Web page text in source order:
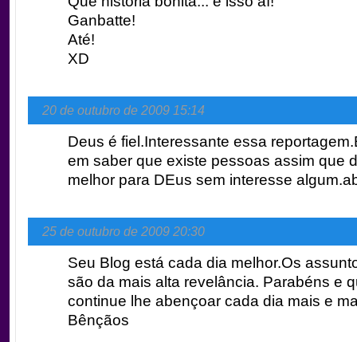
Ganbatte!
Até!
XD
20 de outubro de 2009 15:14
Deus é fiel.Interessante essa
em saber que existe pessoas assim que
melhor para DEus sem interesse
25 de outubro de 2009 20:30
Seu Blog está cada dia melhor.Os
são da mais alta revelância. Parabéns e
continue lhe abençoar cada dia mais e
Bênçãos